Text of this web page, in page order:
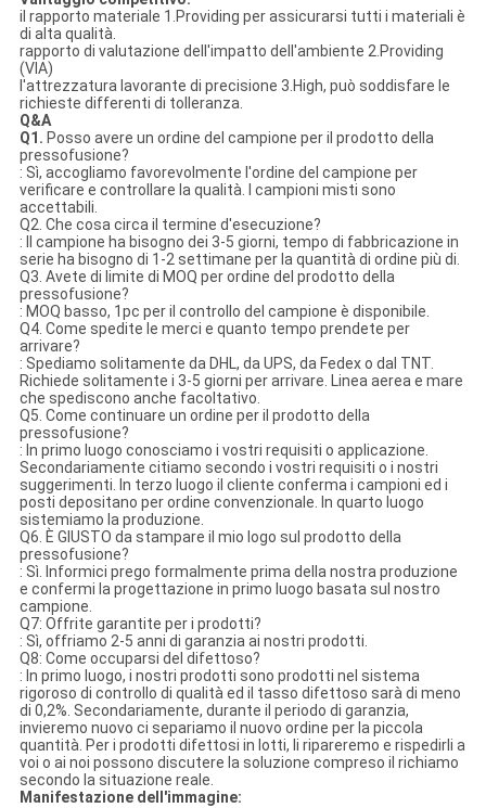
il rapporto materiale 1.Providing per assicurarsi tutti i materiali è
di alta qualità.
rapporto di valutazione dell'impatto dell'ambiente 2.Providing
(VIA)
l'attrezzatura lavorante di precisione 3.High, può soddisfare le
richieste differenti di tolleranza.
Q&A
Q1. Posso avere un ordine del campione per il prodotto della
pressofusione?
: Sì, accogliamo favorevolmente l'ordine del campione per
verificare e controllare la qualità. I campioni misti sono
accettabili.
Q2. Che cosa circa il termine d'esecuzione?
: Il campione ha bisogno dei 3-5 giorni, tempo di fabbricazione in
serie ha bisogno di 1-2 settimane per la quantità di ordine più di.
Q3. Avete di limite di MOQ per ordine del prodotto della
pressofusione?
: MOQ basso, 1pc per il controllo del campione è disponibile.
Q4. Come spedite le merci e quanto tempo prendete per
arrivare?
: Spediamo solitamente da DHL, da UPS, da Fedex o dal TNT.
Richiede solitamente i 3-5 giorni per arrivare. Linea aerea e mare
che spediscono anche facoltativo.
Q5. Come continuare un ordine per il prodotto della
pressofusione?
: In primo luogo conosciamo i vostri requisiti o applicazione.
Secondariamente citiamo secondo i vostri requisiti o i nostri
suggerimenti. In terzo luogo il cliente conferma i campioni ed i
posti depositano per ordine convenzionale. In quarto luogo
sistemiamo la produzione.
Q6. È GIUSTO da stampare il mio logo sul prodotto della
pressofusione?
: Sì. Informici prego formalmente prima della nostra produzione
e confermi la progettazione in primo luogo basata sul nostro
campione.
Q7: Offrite garantite per i prodotti?
: Sì, offriamo 2-5 anni di garanzia ai nostri prodotti.
Q8: Come occuparsi del difettoso?
: In primo luogo, i nostri prodotti sono prodotti nel sistema
rigoroso di controllo di qualità ed il tasso difettoso sarà di meno
di 0,2%. Secondariamente, durante il periodo di garanzia,
invieremo nuovo ci separiamo il nuovo ordine per la piccola
quantità. Per i prodotti difettosi in lotti, li ripareremo e rispedirli a
voi o ai noi possono discutere la soluzione compreso il richiamo
secondo la situazione reale.
Manifestazione dell'immagine: